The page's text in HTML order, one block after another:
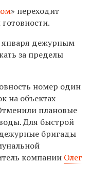
» переходит
января дежурным
за пределы
номер один
на объектах
плановые
Для быстрой
бригады
компании Олег